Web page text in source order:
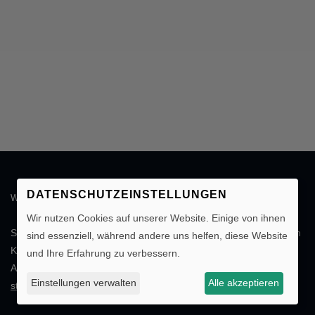
WIR BERATEN SIE GERN!
Schicken Sie uns einfach Ihreindividuelle Anfrage. Sie erhalten in
Kürze die gewünschten Informationen oder ein entsprechendes
Angebot. Wir freuen uns auf Ihre Nachricht.
stellen!
DATENSCHUTZEINSTELLUNGEN
Wir nutzen Cookies auf unserer Website. Einige von ihnen
sind essenziell, während andere uns helfen, diese Website
und Ihre Erfahrung zu verbessern.
Einstellungen verwalten Alle akzeptieren